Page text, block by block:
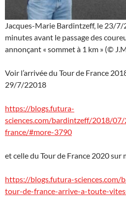
Jacques-Marie Bardintzeff, le 23/
minutes avant le passage des
annonçant « sommet à 1 km » (©
Voir l’arrivée du Tour de France
29/7/22018
https://blogs.futura-
sciences.com/bardintzeff/2018/
france/#more-3790
et celle du Tour de France 2020
https://blogs.futura-
tour-de-france-arrive-a-toute-